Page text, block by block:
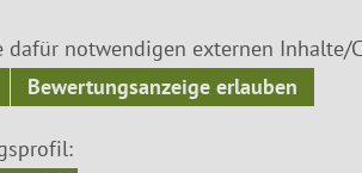
notwendigen externen Inhalte/
Bewertungsanzeige erlauben